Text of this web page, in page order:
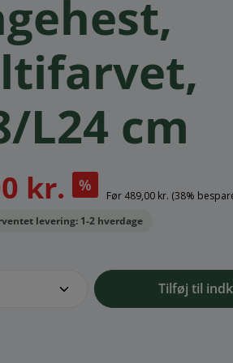
L24 cm
kr. %
Før 489,00 kr. (38%
levering: 1-2 hverdage
Tilføj til